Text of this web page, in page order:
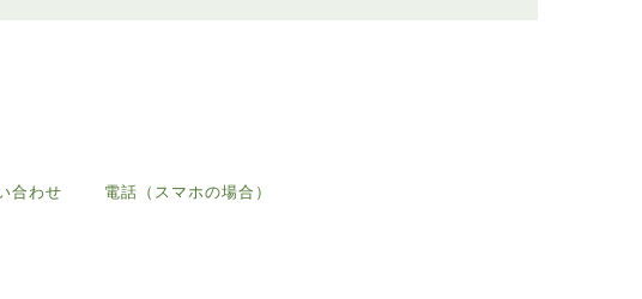
合わせ 電話（スマホの場合）